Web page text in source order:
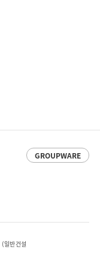
(일반건설
GROUPWARE